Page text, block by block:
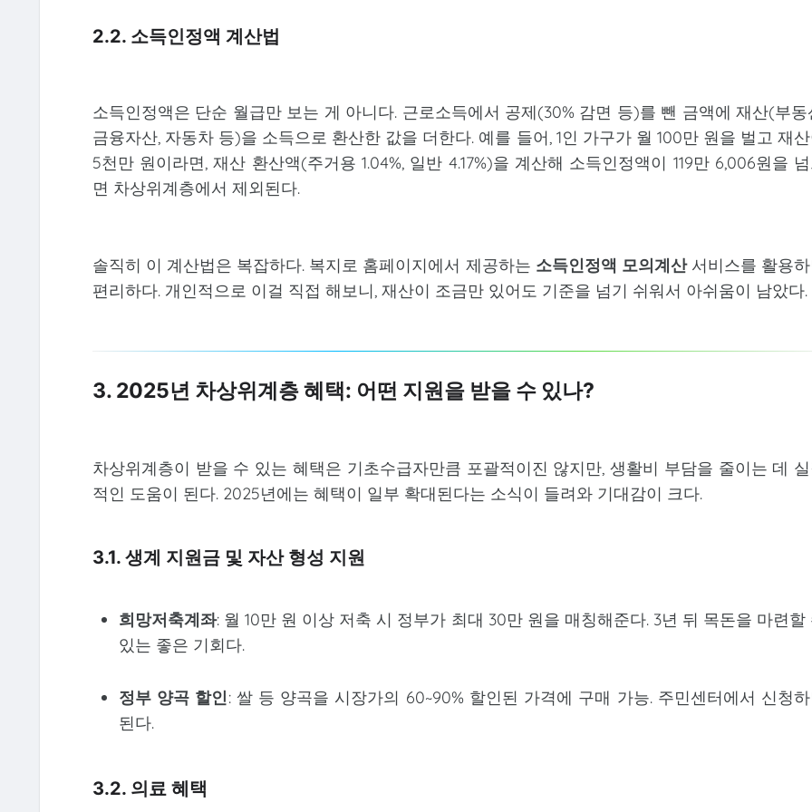
2.2. 소득인정액 계산법
소득인정액은 단순 월급만 보는 게 아니다. 근로소득에서 공제(30% 감면 등)를 뺀 금액에 재산(부동
금융자산, 자동차 등)을 소득으로 환산한 값을 더한다. 예를 들어, 1인 가구가 월 100만 원을 벌고 재
5천만 원이라면, 재산 환산액(주거용 1.04%, 일반 4.17%)을 계산해 소득인정액이 119만 6,006원을
면 차상위계층에서 제외된다.
솔직히 이 계산법은 복잡하다. 복지로 홈페이지에서 제공하는 소득인정액 모의계산서비스를 활용하
편리하다. 개인적으로 이걸 직접 해보니, 재산이 조금만 있어도 기준을 넘기 쉬워서 아쉬움이 남았다.
3. 2025년 차상위계층 혜택: 어떤 지원을 받을 수 있나?
차상위계층이 받을 수 있는 혜택은 기초수급자만큼 포괄적이진 않지만, 생활비 부담을 줄이는 데 실
적인 도움이 된다. 2025년에는 혜택이 일부 확대된다는 소식이 들려와 기대감이 크다.
3.1. 생계 지원금 및 자산 형성 지원
희망저축계좌: 월 10만 원 이상 저축 시 정부가 최대 30만 원을 매칭해준다. 3년 뒤 목돈을 마련할
있는 좋은 기회다.
정부 양곡 할인: 쌀 등 양곡을 시장가의 60~90% 할인된 가격에 구매 가능. 주민센터에서 신청하
된다.
3.2. 의료 혜택